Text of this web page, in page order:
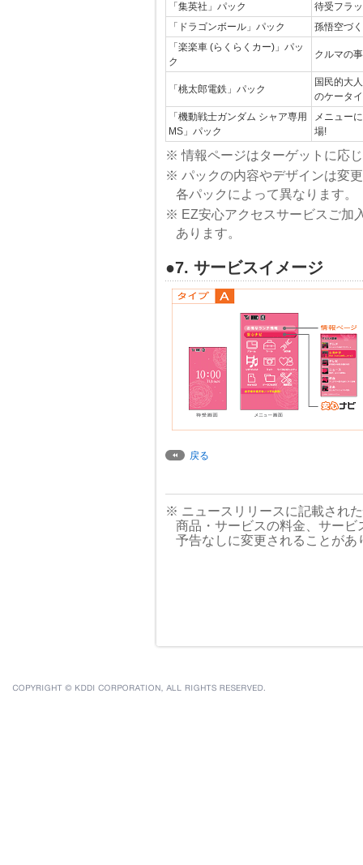
「集英社」パック
待受フラ
「ドラゴンボール」パック
孫悟空づ
「楽楽車 (らくらくカー)」パッ
ク
クルマの
「桃太郎電鉄」パック
国民的大
のケータ
「機動戦士ガンダム シャア専用
MS」パック
メニュー
場!
※ 情報ページはターゲットに応
※ パックの内容やデザインは変
各パックによって異なります。
※ EZ安心アクセスサービスご加
あります。
●7. サービスイメージ
戻る
※ ニュースリリースに記載され
商品・サービスの料金、サー
予告なしに変更されることが